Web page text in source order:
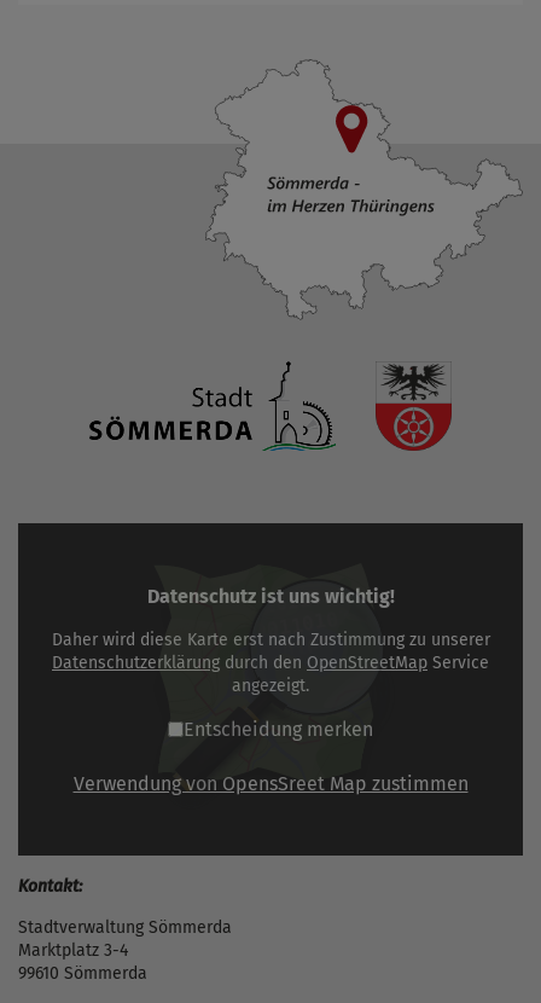
Datenschutz ist uns wichtig!
Daher wird diese Karte erst nach Zustimmung zu unserer
Datenschutzerklärung durch den OpenStreetMap Service
angezeigt.
Entscheidung merken
Verwendung von OpensSreet Map zustimmen
Kontakt:
Stadtverwaltung Sömmerda
Marktplatz 3-4
99610 Sömmerda